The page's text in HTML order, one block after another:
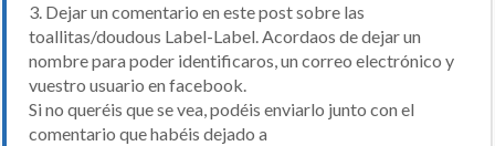
3. Dejar un comentario en este post sobre las
toallitas/doudous Label-Label. Acordaos de dejar un
nombre para poder identificaros, un correo electrónico y
vuestro usuario en facebook.
Si no queréis que se vea, podéis enviarlo junto con el
comentario que habéis dejado a